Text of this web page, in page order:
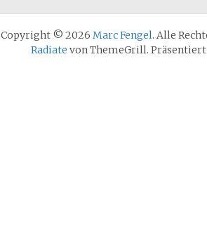
Copyright © 2026 Marc Fengel. Alle
Radiate von ThemeGrill.